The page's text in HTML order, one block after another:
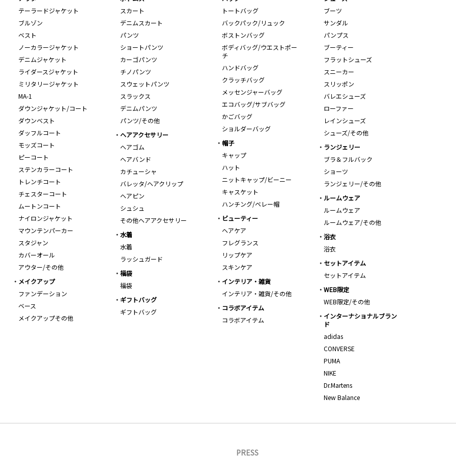
テーラードジャケット
ブルゾン
ベスト
ノーカラージャケット
デニムジャケット
ライダースジャケット
ミリタリージャケット
MA-1
ダウンジャケット/コート
ダウンベスト
ダッフルコート
モッズコート
ピーコート
ステンカラーコート
トレンチコート
チェスターコート
ムートンコート
ナイロンジャケット
マウンテンパーカー
スタジャン
カバーオール
アウター/その他
スカート
デニムスカート
パンツ
ショートパンツ
カーゴパンツ
チノパンツ
スウェットパンツ
スラックス
デニムパンツ
パンツ/その他
トートバッグ
バックパック/リュック
ボストンバッグ
ボディバッグ/ウエストポー
チ
ハンドバッグ
クラッチバッグ
メッセンジャーバッグ
エコバッグ/サブバッグ
かごバッグ
ショルダーバッグ
ブーツ
サンダル
パンプス
ブーティー
フラットシューズ
スニーカー
スリッポン
バレエシューズ
ローファー
レインシューズ
シューズ/その他
ヘアアクセサリー
ヘアゴム
ヘアバンド
カチューシャ
バレッタ/ヘアクリップ
ヘアピン
シュシュ
その他ヘアアクセサリー
帽子
キャップ
ハット
ニットキャップ/ビーニー
キャスケット
ハンチング/ベレー帽
ランジェリー
ブラ＆フルバック
ショーツ
ランジェリー/その他
ルームウェア
ルームウェア
ルームウェア/その他
ビューティー
ヘアケア
フレグランス
リップケア
スキンケア
水着
水着
ラッシュガード
浴衣
浴衣
セットアイテム
セットアイテム
福袋
福袋
メイクアップ
ファンデーション
ベース
メイクアップその他
インテリア・雑貨
インテリア・雑貨/その他
WEB限定
WEB限定/その他
ギフトバッグ
ギフトバッグ
コラボアイテム
コラボアイテム
インターナショナルブラン
ド
adidas
CONVERSE
PUMA
NIKE
Dr.Martens
New Balance
PRESS